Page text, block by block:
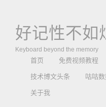
好记性不如
Keyboard beyond the memory
首页 免费视频教程
技术博文头条
咕咕
关于我